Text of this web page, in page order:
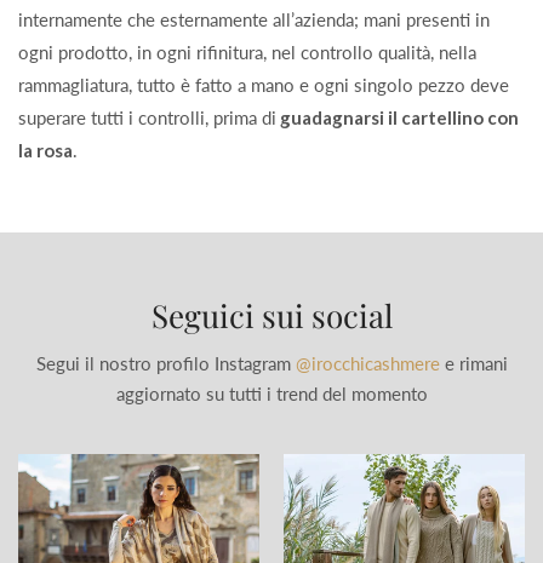
internamente che esternamente all’azienda; mani presenti in
ogni prodotto, in ogni rifinitura, nel controllo qualità, nella
rammagliatura, tutto è fatto a mano e ogni singolo pezzo deve
superare tutti i controlli, prima di guadagnarsi il cartellino con
la rosa.
Seguici sui social
Segui il nostro profilo Instagram @irocchicashmeree rimani
aggiornato su tutti i trend del momento